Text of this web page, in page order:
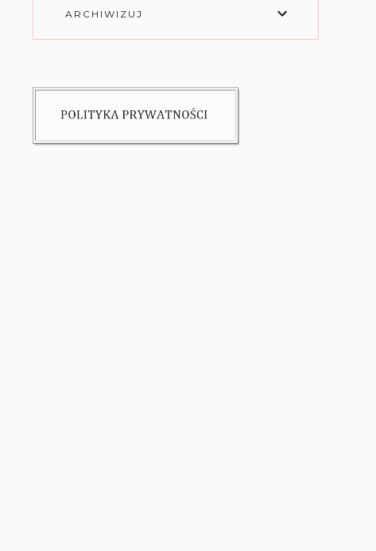
ARCHIWIZUJ